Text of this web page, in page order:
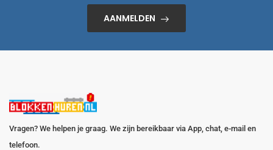
AANMELDEN
Vragen? We helpen je graag. We zijn bereikbaar via App, chat, e-mail en
telefoon.